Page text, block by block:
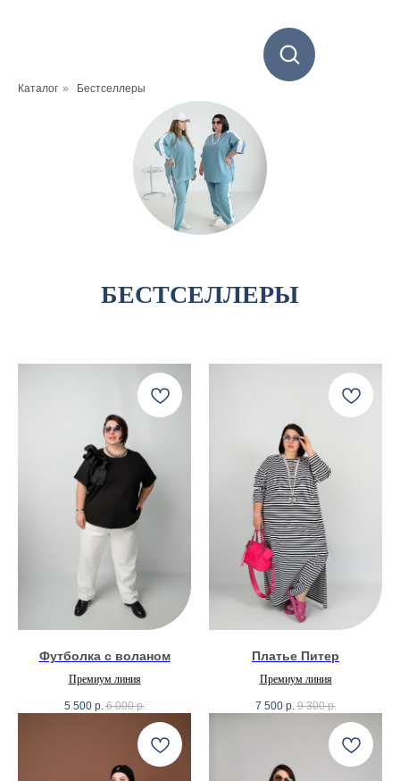
Каталог » Бестселлеры
БЕСТСЕЛЛЕРЫ
Футболка с воланом
Премиум линия
5 500 р. 6 000 р.
Платье Питер
Премиум линия
7 500 р. 9 300 р.